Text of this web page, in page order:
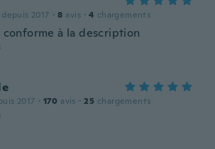
2017 · 8 avis · 4 chargements
à la description
2017 · 170 avis · 25 chargements